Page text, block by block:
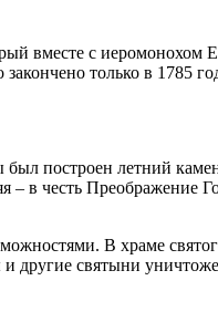
вместе с иеромонохом
закончено только в
построен летний
– в честь Преображение
В храме
святыни